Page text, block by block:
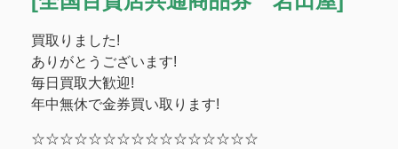
買取りました!
ありがとうございます!
毎日買取大歓迎!
年中無休で金券買い取ります!
☆☆☆☆☆☆☆☆☆☆☆☆☆☆☆☆